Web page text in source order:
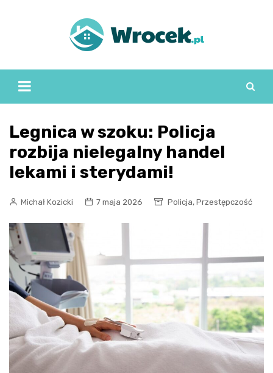
Legnica w szoku: Policja
rozbija nielegalny handel
lekami i sterydami!
Michał Kozicki 7 maja 2026 Policja, Przestępczość